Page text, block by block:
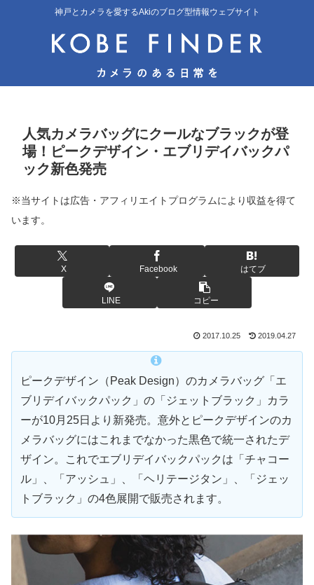
神戸とカメラを愛するAkiのブログ型情報ウェブサイト
人気カメラバッグにクールなブラックが登
場！ピークデザイン・エブリデイバックパ
ック新色発売
※当サイトは広告・アフィリエイトプログラムにより収益を得て
います。
X Facebook はてブ
LINE コピー
2017.10.25 2019.04.27
ピークデザイン（Peak Design）のカメラバッグ「エ
ブリデイバックパック」の「ジェットブラック」カラ
ーが10月25日より新発売。意外とピークデザインのカ
メラバッグにはこれまでなかった黒色で統一されたデ
ザイン。これでエブリデイバックパックは「チャコー
ル」、「アッシュ」、「ヘリテージタン」、「ジェッ
トブラック」の4色展開で販売されます。